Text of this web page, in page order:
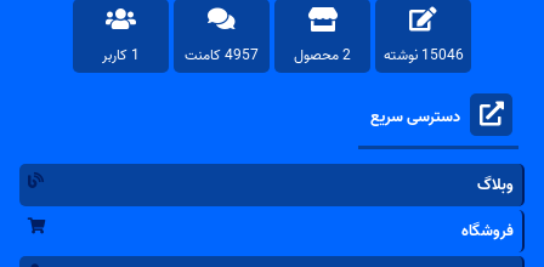
15046 نوشته 2 محصول 4957 کامنت 1 کاربر
دسترسی سریع
وبلاگ
فروشگاه